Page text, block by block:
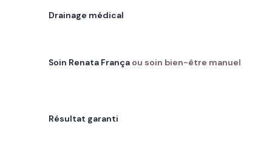
Drainage médical
Soin Renata França ou soin bien-être manuel
Résultat garanti